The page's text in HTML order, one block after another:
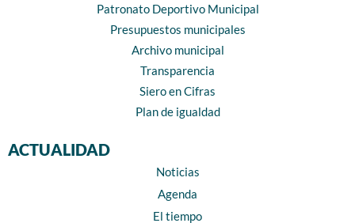
Patronato Deportivo Municipal
Presupuestos municipales
Archivo municipal
Transparencia
Siero en Cifras
Plan de igualdad
ACTUALIDAD
Noticias
Agenda
El tiempo